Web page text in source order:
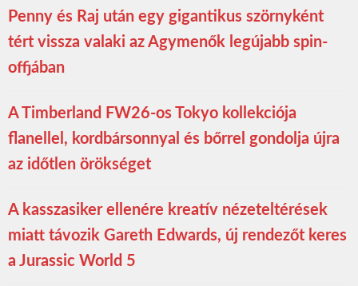
Penny és Raj után egy gigantikus szörnyként
tért vissza valaki az Agymenők legújabb spin-
offjában
A Timberland FW26-os Tokyo kollekciója
flanellel, kordbársonnyal és bőrrel gondolja újra
az időtlen örökséget
A kasszasiker ellenére kreatív nézeteltérések
miatt távozik Gareth Edwards, új rendezőt keres
a Jurassic World 5